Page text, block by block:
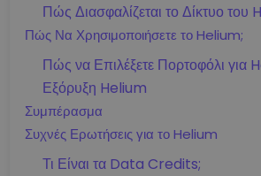
Πώς Διασφαλίζεται το Δίκτυο του
Πώς Να Χρησιμοποιήσετε το Helium;
Πώς να Επιλέξετε Πορτοφόλι για
Εξόρυξη Helium
Συμπέρασμα
Συχνές Ερωτήσεις για το Helium
Τι Είναι τα Data Credits;